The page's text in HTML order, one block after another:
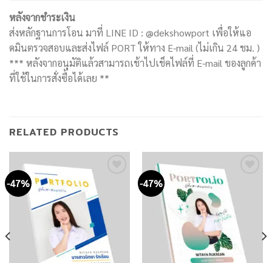
หลังจากชำระเงิน
ส่งหลักฐานการโอน มาที่ LINE ID : @dekshowport เพื่อให้แอ
ดมินตรวจสอบและส่งไฟล์ PORT ให้ทาง E-mail (ไม่เกิน 24 ชม. )
*** หลังจากอนุมัติแล้วสามารถเช้าไปเช็คไฟล์ที่ E-mail ของลูกค้า
ที่ใช้ในการสั่งซื้อได้เลย **
RELATED PRODUCTS
-47% -47%